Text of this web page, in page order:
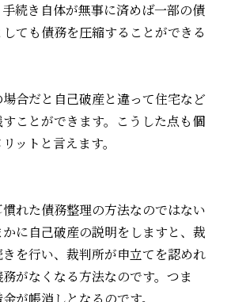
続き自体が無事に済めば一部の債
ても債務を圧縮することができる
合だと 自己破産と違って住宅など
ことができます。こうした点も個
ットと言えます。
慣れた債務整理の方法なのではない
に自己破産の説明をしますと、裁
を行い、裁判所が申立てを認めれ
がなくなる方法なのです。つま